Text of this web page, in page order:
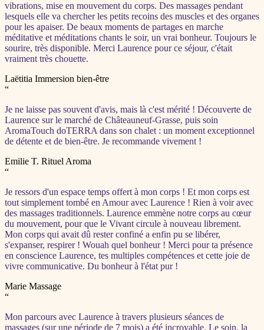
vibrations, mise en mouvement du corps. Des massages pendant
lesquels elle va chercher les petits recoins des muscles et des organes
pour les apaiser. De beaux moments de partages en marche
méditative et méditations chants le soir, un vrai bonheur. Toujours le
sourire, très disponible. Merci Laurence pour ce séjour, c'était
vraiment très chouette.
Laëtitia Immersion bien-être
“
Je ne laisse pas souvent d'avis, mais là c'est mérité ! Découverte de
Laurence sur le marché de Châteauneuf-Grasse, puis soin
AromaTouch doTERRA dans son chalet : un moment exceptionnel
de détente et de bien-être. Je recommande vivement !
Emilie T. Rituel Aroma
“
Je ressors d'un espace temps offert à mon corps ! Et mon corps est
tout simplement tombé en Amour avec Laurence ! Rien à voir avec
des massages traditionnels. Laurence emmène notre corps au cœur
du mouvement, pour que le Vivant circule à nouveau librement.
Mon corps qui avait dû rester confiné a enfin pu se libérer,
s'expanser, respirer ! Wouah quel bonheur ! Merci pour ta présence
en conscience Laurence, tes multiples compétences et cette joie de
vivre communicative. Du bonheur à l'état pur !
Marie Massage
“
Mon parcours avec Laurence à travers plusieurs séances de
massages (sur une période de 7 mois) a été incroyable. Le soin, la